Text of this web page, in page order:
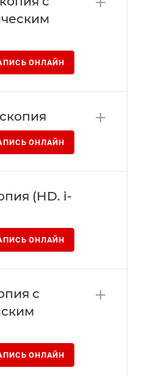
ОНЛАЙН
ОНЛАЙН
(HD. i-
ОНЛАЙН
с
ОНЛАЙН